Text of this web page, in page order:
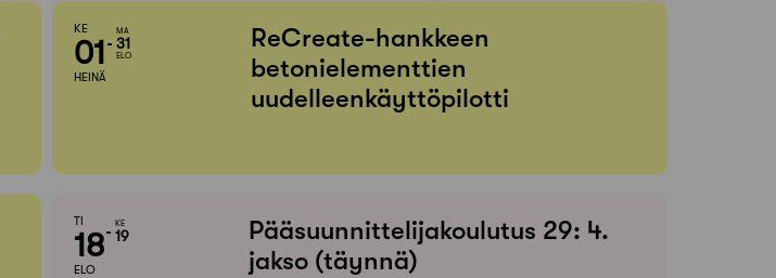
KE
01
HEINÄ
MA
31
ELO
ReCreate-hankkeen
betonielementtien
uudelleenkäyttöpilotti
TI
18
ELO
KE
19
Pääsuunnittelijakoulutus 29: 4.
jakso (täynnä)